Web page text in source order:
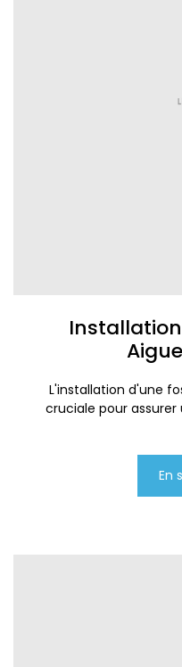
L'installation d'une
cruciale pour
En